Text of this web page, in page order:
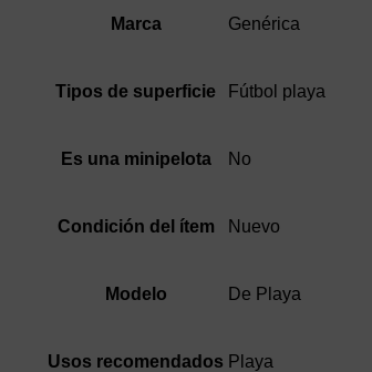
Marca Genérica
Tipos de superficie Fútbol playa
Es una minipelota No
Condición del ítem Nuevo
Modelo De Playa
Usos recomendados Playa